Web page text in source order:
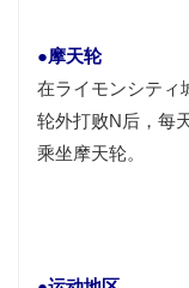
●摩天轮
在ライモンシティ
轮外打败N后，每
乘坐摩天轮。